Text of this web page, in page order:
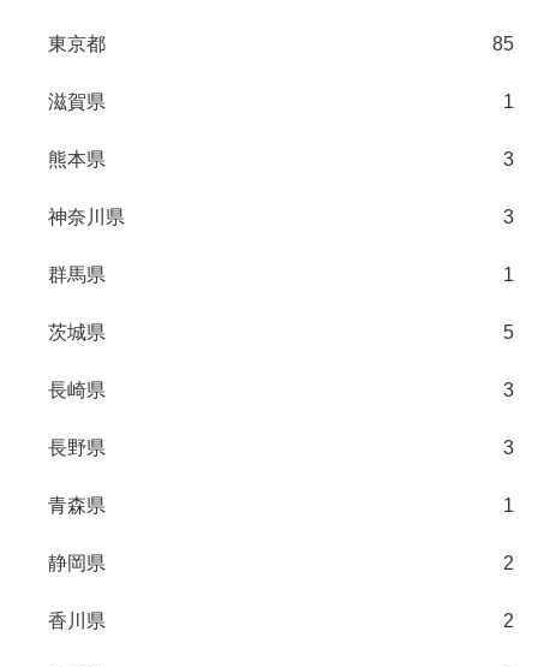
東京都 85
滋賀県 1
熊本県 3
神奈川県 3
群馬県 1
茨城県 5
長崎県 3
長野県 3
青森県 1
静岡県 2
香川県 2